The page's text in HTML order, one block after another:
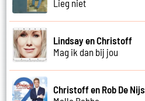
Lieg niet
Lindsay en Christoff
Mag ik dan bij jou
Christoff en Rob De Nijs